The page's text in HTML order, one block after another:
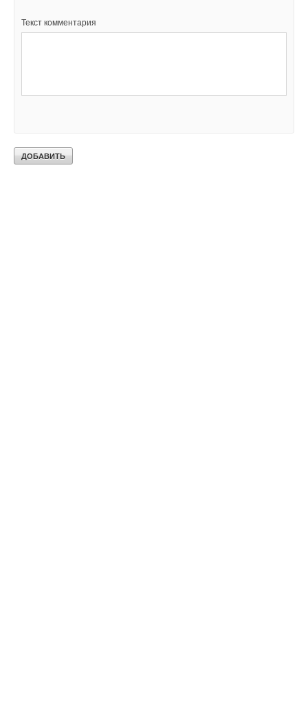
Текст комментария